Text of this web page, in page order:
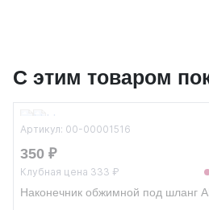
С этим товаром
Артикул: 00-00001516
350 ₽
Клубная цена 333 ₽
Наконечник обжимной под шланг